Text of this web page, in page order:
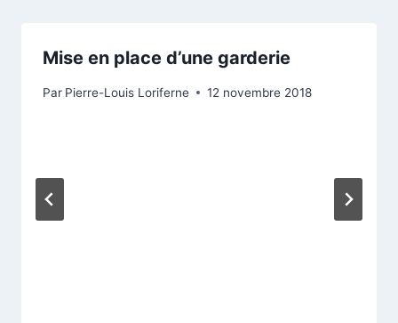
Mise en place d’une garderie
Par Pierre-Louis Loriferne 12 novembre 2018